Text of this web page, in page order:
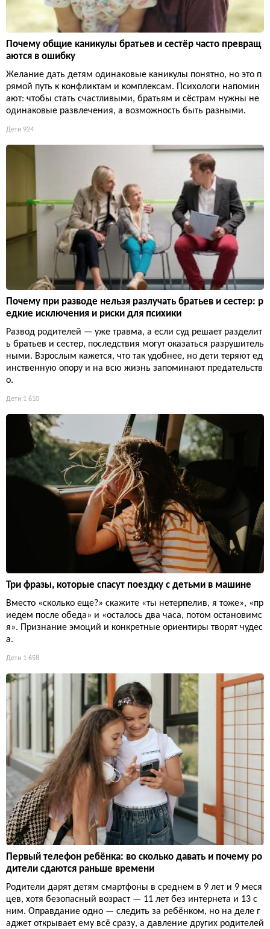
Почему общие каникулы братьев и сестёр часто превращ
аются в ошибку
Желание дать детям одинаковые каникулы понятно, но это п
рямой путь к конфликтам и комплексам. Психологи напомин
ают: чтобы стать счастливыми, братьям и сёстрам нужны не
одинаковые развлечения, а возможность быть разными.
Дети 924
Почему при разводе нельзя разлучать братьев и сестер: р
едкие исключения и риски для психики
Развод родителей — уже травма, а если суд решает разделит
ь братьев и сестер, последствия могут оказаться разрушитель
ными. Взрослым кажется, что так удобнее, но дети теряют ед
инственную опору и на всю жизнь запоминают предательств
о.
Дети 1 610
Три фразы, которые спасут поездку с детьми в машине
Вместо «сколько еще?» скажите «ты нетерпелив, я тоже», «пр
иедем после обеда» и «осталось два часа, потом остановимс
я». Признание эмоций и конкретные ориентиры творят чудес
а.
Дети 1 658
Первый телефон ребёнка: во сколько давать и почему ро
дители сдаются раньше времени
Родители дарят детям смартфоны в среднем в 9 лет и 9 меся
цев, хотя безопасный возраст — 11 лет без интернета и 13 с
ним. Оправдание одно — следить за ребёнком, но на деле г
аджет открывает ему всё сразу, а давление других родителей